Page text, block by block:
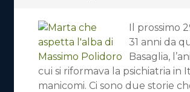
Il prossimo
31 anni da
Basaglia,
cui si riformava la psichiatria in
manicomi. Ci sono due storie